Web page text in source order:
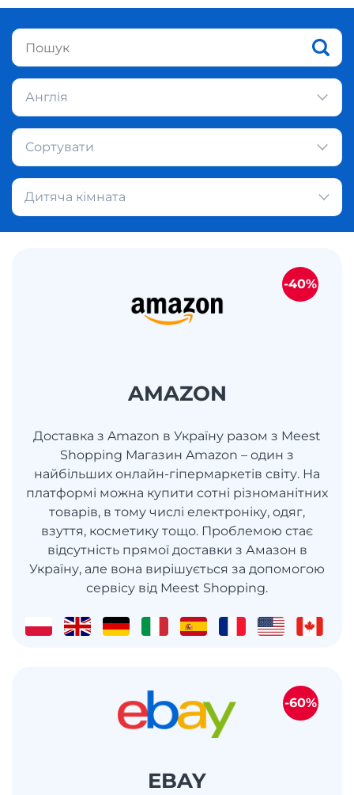
Англія
Сортувати
Дитяча кімната
AMAZON
Доставка з Amazon в Україну разом з Meest
Shopping Магазин Amazon – один з
найбільших онлайн-гіпермаркетів світу. На
платформі можна купити сотні різноманітних
товарів, в тому числі електроніку, одяг,
взуття, косметику тощо. Проблемою стає
відсутність прямої доставки з Амазон в
Україну, але вона вирішується за допомогою
сервісу від Meest Shopping.
-40%
EBAY
-60%